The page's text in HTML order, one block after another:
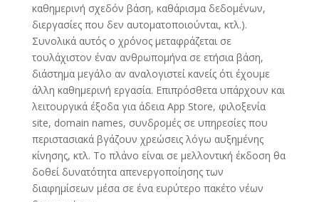
καθημερινή σχεδόν βάση, καθάρισμα δεδομένων,
διεργασίες που δεν αυτοματοποιούνται, κτλ.).
Συνολικά αυτός ο χρόνος μεταφράζεται σε
τουλάχιστον έναν ανθρωπομήνα σε ετήσια βάση,
διάστημα μεγάλο αν αναλογιστεί κανείς ότι έχουμε
άλλη καθημερινή εργασία. Επιπρόσθετα υπάρχουν και
λειτουργικά έξοδα για άδεια App Store, φιλοξενία
site, domain names, συνδρομές σε υπηρεσίες που
περιστασιακά βγάζουν χρεώσεις λόγω αυξημένης
κίνησης, κτλ. Το πλάνο είναι σε μελλοντική έκδοση θα
δοθεί δυνατότητα απενεργοποίησης των
διαφημίσεων μέσα σε ένα ευρύτερο πακέτο νέων